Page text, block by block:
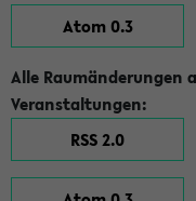
Atom 0.3
Alle Raumänderungen
Veranstaltungen:
RSS 2.0